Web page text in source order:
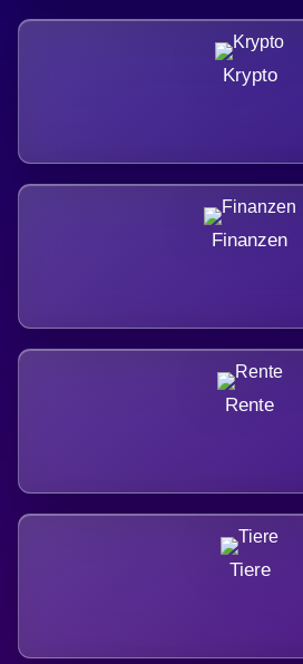
Krypto
Finanzen
Rente
Tiere